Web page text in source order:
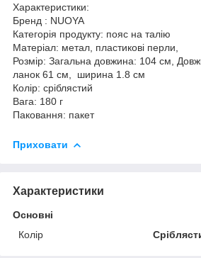
Характеристики:
Бренд : NUOYA
Категорія продукту: пояс на талію
Матеріал: метал, пластикові перли,
Розмір: Загальна довжина: 104 см,
ланок 61 см, ширина 1.8 см
Колір: сріблястий
Вага: 180 г
Паковання: пакет
Приховати
Характеристики
Основні
Колір